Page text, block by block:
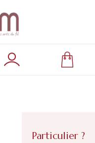
Particulier ?